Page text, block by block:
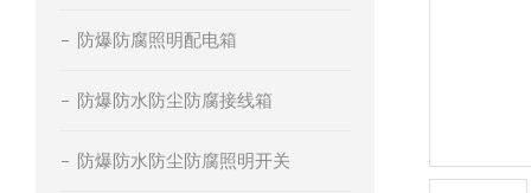
防爆防腐照明配电箱
防爆防水防尘防腐接线箱
防爆防水防尘防腐照明开关